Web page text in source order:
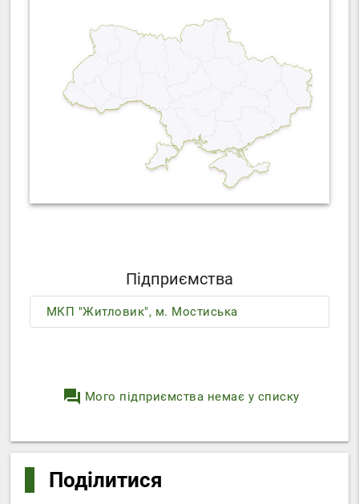
Підприємства
МКП "Житловик", м. Мостиська
question_answer Мого підприємства немає у списку
Поділитися